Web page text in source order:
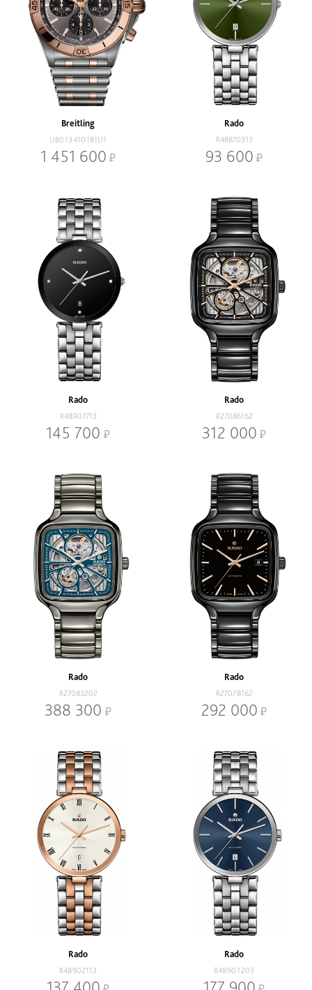
Breitling
UB0134101B1U1
1 451 600
Rado
R48870313
93 600
Rado
R48907713
145 700
Rado
R27086162
312 000
Rado
R27083202
388 300
Rado
R27078162
292 000
Rado
R48902113
Rado
R48901203